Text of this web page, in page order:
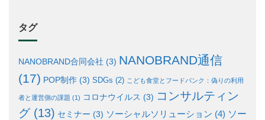
タグ
NANOBRAND合同会社 (3) NANOBRAND通信
(17) POP制作 (3) SDGs (2) こども食堂とフードバンク：偽りの利用
者と運営側の課題 (1) コロナウイルス (3) コンサルティン
グ(13) セミナー (3) ソーシャルソリューション (4) ソー